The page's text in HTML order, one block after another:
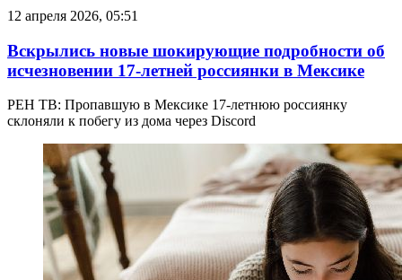
12 апреля 2026, 05:51
Вскрылись новые шокирующие подробности об
исчезновении 17-летней россиянки в Мексике
РЕН ТВ: Пропавшую в Мексике 17-летнюю россиянку
склоняли к побегу из дома через Discord